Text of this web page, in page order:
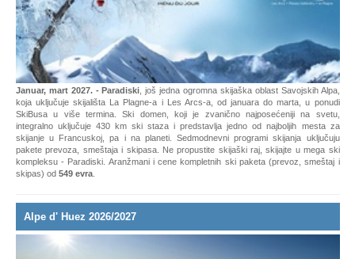
Januar, mart 2027. - Paradiski, još jedna ogromna skijaška oblast Savojskih Alpa,
koja uključuje skijališta La Plagne-a i Les Arcs-a, od januara do marta, u ponudi
SkiBusa u više termina. Ski domen, koji je zvanično najposećeniji na svetu,
integralno uključuje 430 km ski staza i predstavlja jedno od najboljih mesta za
skijanje u Francuskoj, pa i na planeti. Sedmodnevni programi skijanja uključuju
pakete prevoza, smeštaja i skipasa. Ne propustite skijaški raj, skijajte u mega ski
kompleksu - Paradiski. Aranžmani i cene kompletnih ski paketa (prevoz, smeštaj i
skipas) od 549 evra.
Alpe d' Huez 2026/2027